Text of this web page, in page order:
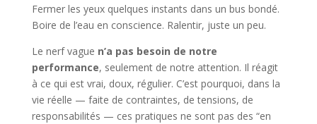
Fermer les yeux quelques instants dans un bus bondé.
Boire de l’eau en conscience. Ralentir, juste un peu.
Le nerf vague n’a pas besoin de notre
performance, seulement de notre attention. Il réagit
à ce qui est vrai, doux, régulier. C’est pourquoi, dans la
vie réelle — faite de contraintes, de tensions, de
responsabilités — ces pratiques ne sont pas des “en